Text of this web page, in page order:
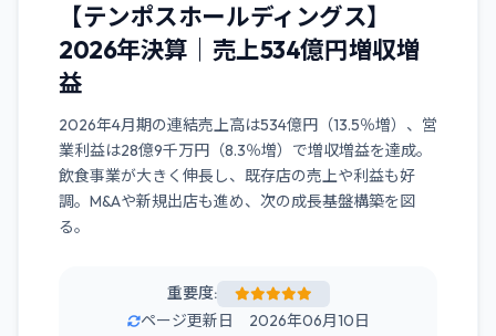
【テンポスホールディングス】
2026年決算｜売上534億円増収増
益
2026年4月期の連結売上高は534億円（13.5％増）、営
業利益は28億9千万円（8.3％増）で増収増益を達成。
飲食事業が大きく伸長し、既存店の売上や利益も好
調。M&Aや新規出店も進め、次の成長基盤構築を図
る。
重要度:
ページ更新日 2026年06月10日